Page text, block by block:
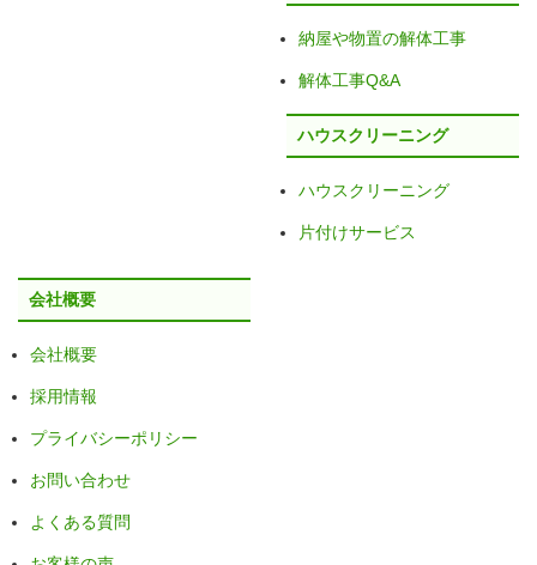
納屋や物置の解体工事
解体工事Q&A
ハウスクリーニング
ハウスクリーニング
片付けサービス
会社概要
会社概要
採用情報
プライバシーポリシー
お問い合わせ
よくある質問